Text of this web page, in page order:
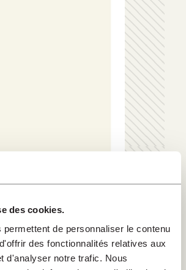
des cookies.
permettent de personnaliser le contenu
des fonctionnalités relatives aux
d'analyser notre trafic. Nous
Hubert
Catalan d'origine, a longtemps